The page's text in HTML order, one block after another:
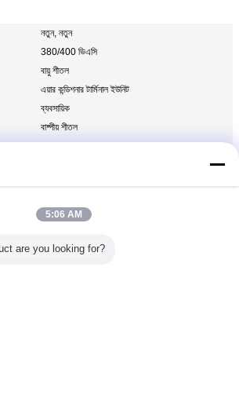
নতুন, নতুন
380/400 ভিএসি
বায়ু শীতল
এয়ার কন্ডিশনার টার্মিনাল ইউনিট
ব্যবসায়িক
বাষ্পীয় শীতল
220V / 380V
শক্তি ইস্পাত
কিংডও
বাষ্পীয় শীতল ইউনিট ,বাষ্পীভূতকারী কুলিং ফ্যান
5:06 AM
are you looking for?